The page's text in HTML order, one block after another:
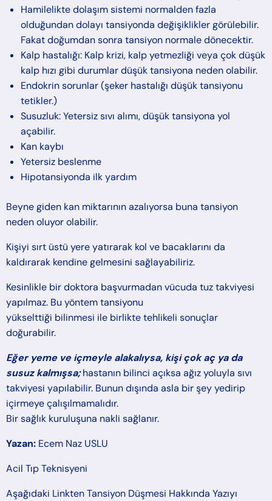
Hamilelikte dolaşım sistemi normalden fazla
olduğundan dolayı tansiyonda değişiklikler görülebilir.
Fakat doğumdan sonra tansiyon normale dönecektir.
Kalp hastalığı: Kalp krizi, kalp yetmezliği veya çok düşük
kalp hızı gibi durumlar düşük tansiyona neden olabilir.
Endokrin sorunlar (şeker hastalığı düşük tansiyonu
tetikler.)
Susuzluk: Yetersiz sıvı alımı, düşük tansiyona yol
açabilir.
Kan kaybı
Yetersiz beslenme
Hipotansiyonda ilk yardım
Beyne giden kan miktarının azalıyorsa buna tansiyon
neden oluyor olabilir.
Kişiyi sırt üstü yere yatırarak kol ve bacaklarını da
kaldırarak kendine gelmesini sağlayabiliriz.
Kesinlikle bir doktora başvurmadan vücuda tuz takviyesi
yapılmaz. Bu yöntem tansiyonu
yükselttiği bilinmesi ile birlikte tehlikeli sonuçlar
doğurabilir.
Eğer yeme ve içmeyle alakalıysa, kişi çok aç ya da
susuz kalmışsa;hastanın bilinci açıksa ağız yoluyla sıvı
takviyesi yapılabilir. Bunun dışında asla bir şey yedirip
içirmeye çalışılmamalıdır.
Bir sağlık kuruluşuna nakli sağlanır.
Yazan: Ecem Naz USLU
Acil Tıp Teknisyeni
Aşağıdaki Linkten Tansiyon Düşmesi Hakkında Yazıyı